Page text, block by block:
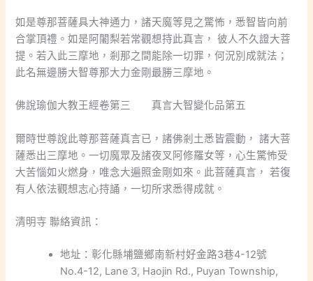
如是尊那菩薩具大神通力，諸天魔等見之驚怖，悉智皆向前
合掌頂禮。如是阿闍梨若常觀想持此真言， 彼人不久證大菩
提。若入此三摩地，剎那之間能除一切罪，何況別成就法；
此名無邊勝大智尊那大力金剛最勝三摩地。
佛說瑜伽大教王經卷第三 真言大智變化品第五
爾時世尊說此尊那菩薩真言已，諸佛剎土悉皆震動， 諸大菩
薩悉出三摩地。一切魔眾及諸夜叉阿修羅女等，心生驚怖受
大苦惱如火燃身，唯念大遍照金剛如來。此菩薩真言， 若復
有人依法觀想志心持誦，一切所求悉得成就。
清明寺 聯絡資訊：
地址：彰化縣埔鹽鄉南新村好金路3巷4-12號
No.4-12, Lane 3, Haojin Rd., Puyan Township,